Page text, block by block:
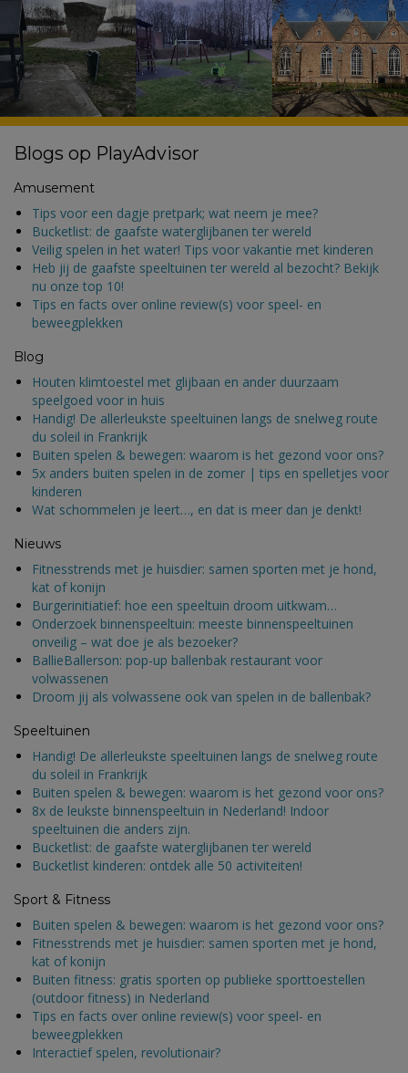
Blogs op PlayAdvisor
Amusement
Tips voor een dagje pretpark; wat neem je mee?
Bucketlist: de gaafste waterglijbanen ter wereld
Veilig spelen in het water! Tips voor vakantie met kinderen
Heb jij de gaafste speeltuinen ter wereld al bezocht? Bekijk
nu onze top 10!
Tips en facts over online review(s) voor speel- en
beweegplekken
Blog
Houten klimtoestel met glijbaan en ander duurzaam
speelgoed voor in huis
Handig! De allerleukste speeltuinen langs de snelweg route
du soleil in Frankrijk
Buiten spelen & bewegen: waarom is het gezond voor ons?
5x anders buiten spelen in de zomer | tips en spelletjes voor
kinderen
Wat schommelen je leert…, en dat is meer dan je denkt!
Nieuws
Fitnesstrends met je huisdier: samen sporten met je hond,
kat of konijn
Burgerinitiatief: hoe een speeltuin droom uitkwam…
Onderzoek binnenspeeltuin: meeste binnenspeeltuinen
onveilig – wat doe je als bezoeker?
BallieBallerson: pop-up ballenbak restaurant voor
volwassenen
Droom jij als volwassene ook van spelen in de ballenbak?
Speeltuinen
Handig! De allerleukste speeltuinen langs de snelweg route
du soleil in Frankrijk
Buiten spelen & bewegen: waarom is het gezond voor ons?
8x de leukste binnenspeeltuin in Nederland! Indoor
speeltuinen die anders zijn.
Bucketlist: de gaafste waterglijbanen ter wereld
Bucketlist kinderen: ontdek alle 50 activiteiten!
Sport & Fitness
Buiten spelen & bewegen: waarom is het gezond voor ons?
Fitnesstrends met je huisdier: samen sporten met je hond,
kat of konijn
Buiten fitness: gratis sporten op publieke sporttoestellen
(outdoor fitness) in Nederland
Tips en facts over online review(s) voor speel- en
beweegplekken
Interactief spelen, revolutionair?